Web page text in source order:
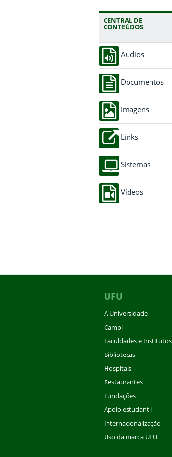
CENTRAL DE
CONTEÚDOS
Áudios
Documentos
Imagens
Links
Sistemas
Vídeos
UFU
A Universidade
Campi
Faculdades e Institutos
Bibliotecas
Hospitais
Restaurantes
Fundações
Apoio estudantil
Internacionalização
Uso da marca UFU